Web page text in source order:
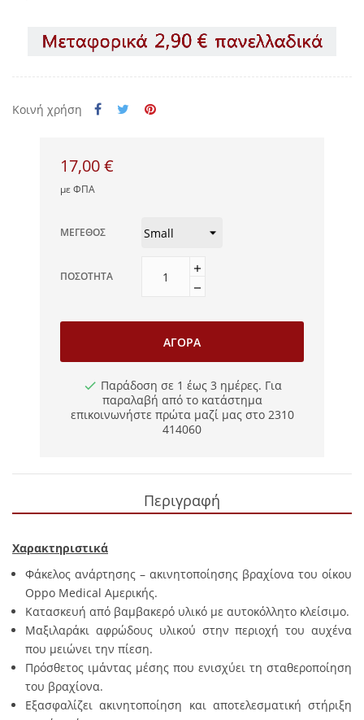
Κοινή χρήση
17,00 €
με ΦΠΑ
ΜΈΓΕΘΟΣ
ΠΟΣΌΤΗΤΑ
ΑΓΟΡΆ
Παράδοση σε 1 έως 3 ημέρες. Για
παραλαβή από το κατάστημα
επικοινωνήστε πρώτα μαζί μας στο 2310
414060
Περιγραφή
Χαρακτηριστικά
Φάκελος ανάρτησης – ακινητοποίησης βραχίονα του οίκου
Oppo Medical Αμερικής.
Κατασκευή από βαμβακερό υλικό με αυτοκόλλητο κλείσιμο.
Μαξιλαράκι αφρώδους υλικού στην περιοχή του αυχένα
που μειώνει την πίεση.
Πρόσθετος ιμάντας μέσης που ενισχύει τη σταθεροποίηση
του βραχίονα.
Εξασφαλίζει ακινητοποίηση και αποτελεσματική στήριξη